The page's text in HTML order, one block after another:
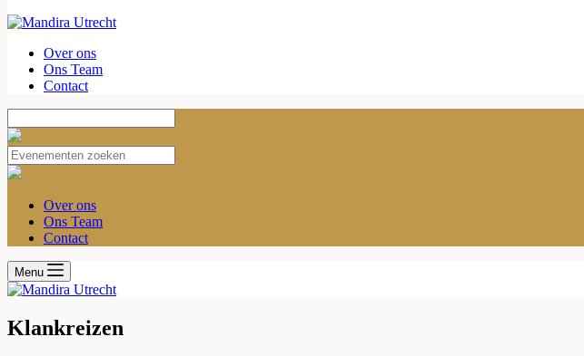
Over ons
Ons Team
Contact
Over ons
Ons Team
Contact
Menu
Klankreizen